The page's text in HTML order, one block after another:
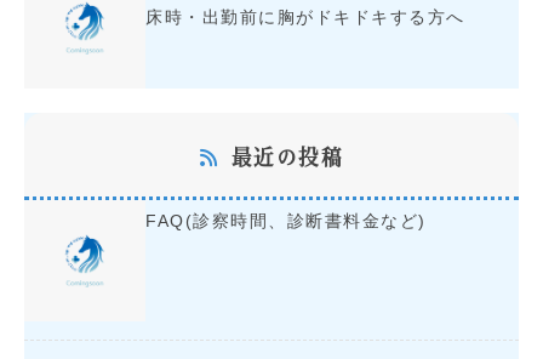
床時・出勤前に胸がドキドキする方へ
最近の投稿
FAQ(診察時間、診断書料金など)